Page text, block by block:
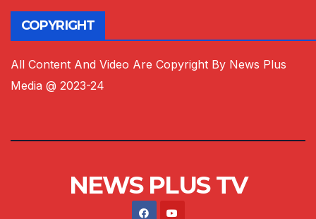
COPYRIGHT
All Content And Video Are Copyright By News Plus
Media @ 2023-24
NEWS PLUS TV